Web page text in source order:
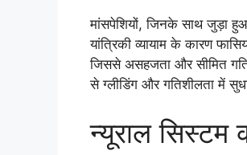
मांसपेशियों, जिनके साथ जुड़ा
यांत्रिकी व्यायाम के कारण
जिससे असहजता और सीमित
से ग्लीडिंग और गतिशीलता में
न्यूराल सिस्टम